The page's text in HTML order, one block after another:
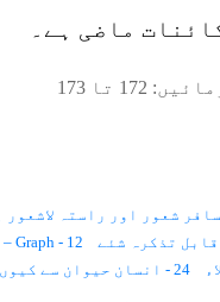
ماضی ہے۔
172 تا 173
12 - Graph – گراف
24 - انسان حیوان سے کیوں ممتاز ہے